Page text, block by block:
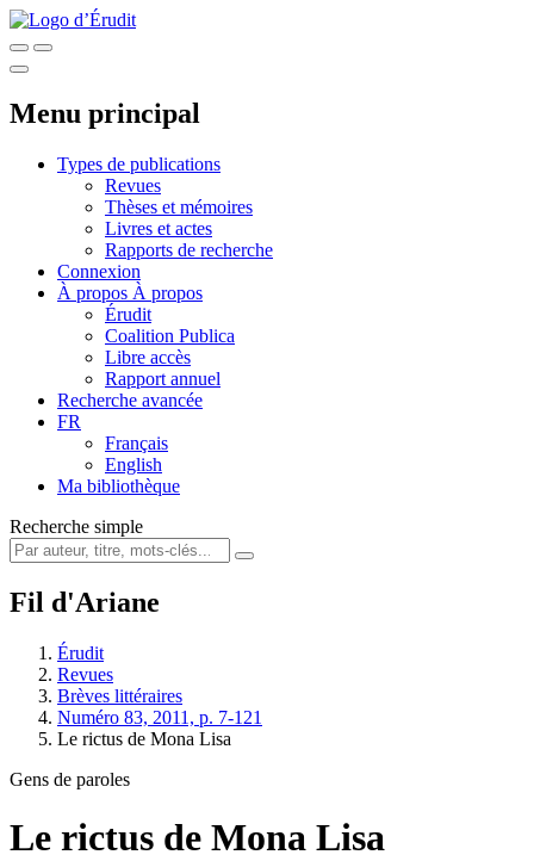
Menu principal
Types de publications
Revues
Thèses et mémoires
Livres et actes
Rapports de recherche
Connexion
À propos À propos
Érudit
Coalition Publica
Libre accès
Rapport annuel
Recherche avancée
FR
Français
English
Ma bibliothèque
Recherche simple
Fil d'Ariane
Érudit
Revues
Brèves littéraires
Numéro 83, 2011, p. 7-121
Le rictus de Mona Lisa
Gens de paroles
Le rictus de Mona Lisa